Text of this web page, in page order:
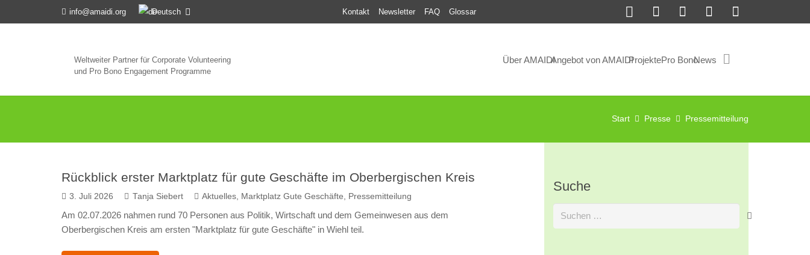
info@amaidi.org Deutsch Kontakt Newsletter FAQ Glossar
Weltweiter Partner für Corporate Volunteering
und Pro Bono Engagement Programme
Über AMAIDIAngebot von AMAIDIProjektePro BonoNews
Start Presse Pressemitteilung
Rückblick erster Marktplatz für gute Geschäfte im Oberbergischen Kreis
3. Juli 2026 Tanja Siebert Aktuelles Marktplatz Gute Geschäfte Pressemitteilung
Am 02.07.2026 nahmen rund 70 Personen aus Politik, Wirtschaft und dem Gemeinwesen aus dem
Oberbergischen Kreis am ersten "Marktplatz für gute Geschäfte" in Wiehl teil.
Suche